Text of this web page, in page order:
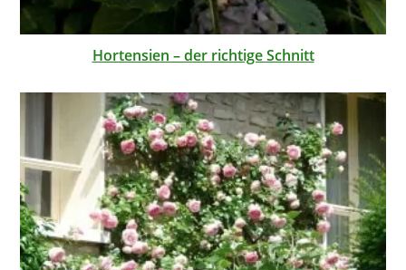
Hortensien – der richtige Schnitt